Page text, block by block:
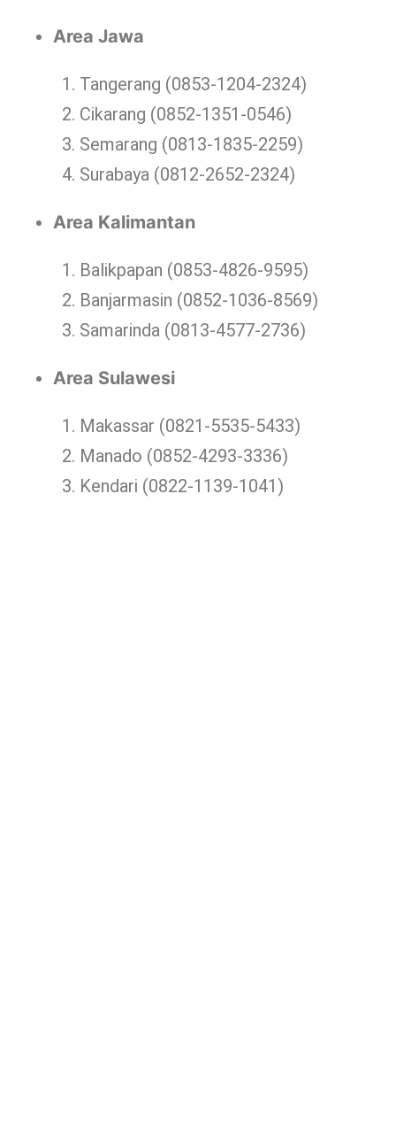
Area Jawa
Tangerang (0853-1204-2324)
Cikarang (0852-1351-0546)
Semarang (0813-1835-2259)
Surabaya (0812-2652-2324)
Area Kalimantan
Balikpapan (0853-4826-9595)
Banjarmasin (0852-1036-8569)
Samarinda (0813-4577-2736)
Area Sulawesi
Makassar (0821-5535-5433)
Manado (0852-4293-3336)
Kendari (0822-1139-1041)